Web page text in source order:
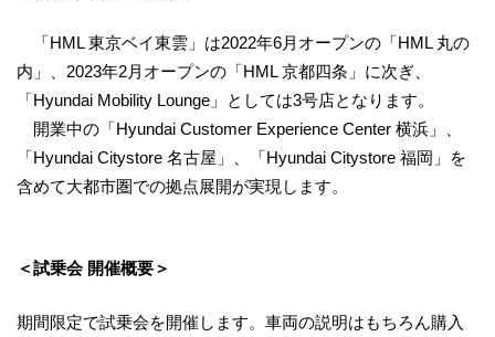
「HML 東京ベイ東雲」は2022年6月オープンの「HML 丸の
内」、2023年2月オープンの「HML 京都四条」に次ぎ、
「Hyundai Mobility Lounge」としては3号店となります。
開業中の「Hyundai Customer Experience Center 横浜」、
「Hyundai Citystore 名古屋」、「Hyundai Citystore 福岡」を
含めて大都市圏での拠点展開が実現します。
＜試乗会 開催概要＞
期間限定で試乗会を開催します。車両の説明はもちろん購入